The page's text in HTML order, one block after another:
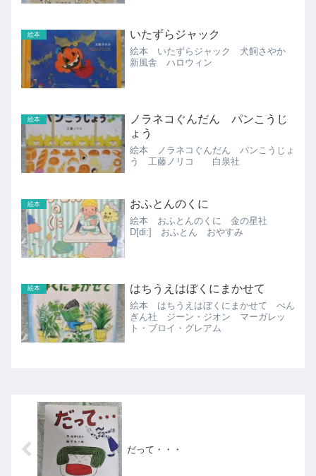
絵本 いたずらジャック
絵本 いたずらジャック 犬飼さやか
新風舎 ハロウィン
絵本
ノラネコぐんだん パンこうじ
ょう
絵本 ノラネコぐんだん パンこうじょ
う 工藤ノリコ 白泉社
絵本 おふとんのくに
絵本 おふとんのくに 金の星社
D[di:] おふとん おやすみ
絵本 はちうえはぼくにまかせて
絵本 はちうえはぼくにまかせて ぺん
ぎん社 ジーン・ジオン マーガレッ
ト・ブロイ・グレアム
だって・・・